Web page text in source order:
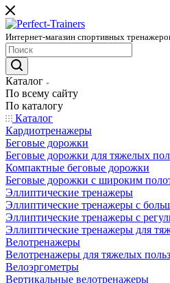
Интернет-магазин спортивных
Каталог
По всему сайту
По каталогу
Каталог
Кардиотренажеры
Беговые дорожки
Беговые дорожки для тяжелых
Компактные беговые дорожки
Беговые дорожки с широким
Эллиптические тренажеры
Эллиптические тренажеры с
Эллиптические тренажеры с
Эллиптические тренажеры для
Велотренажеры
Велотренажеры для тяжелых
Велоэргометры
Вертикальные велотренажеры